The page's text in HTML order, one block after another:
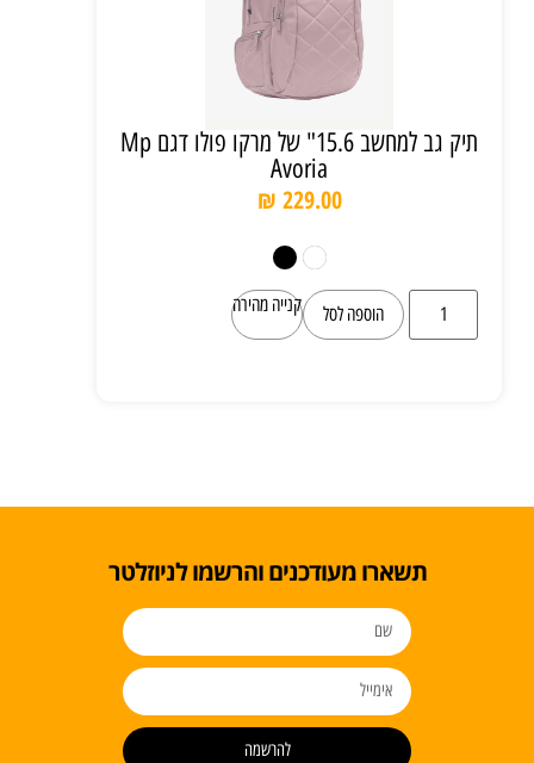
תיק גב למחשב 15.6" של מרקו פולו דגם Mp
Avoria
₪ 229.00
הוספה לסל קנייה מהירה
תשארו מעודכנים והרשמו לניוזלטר
להרשמה